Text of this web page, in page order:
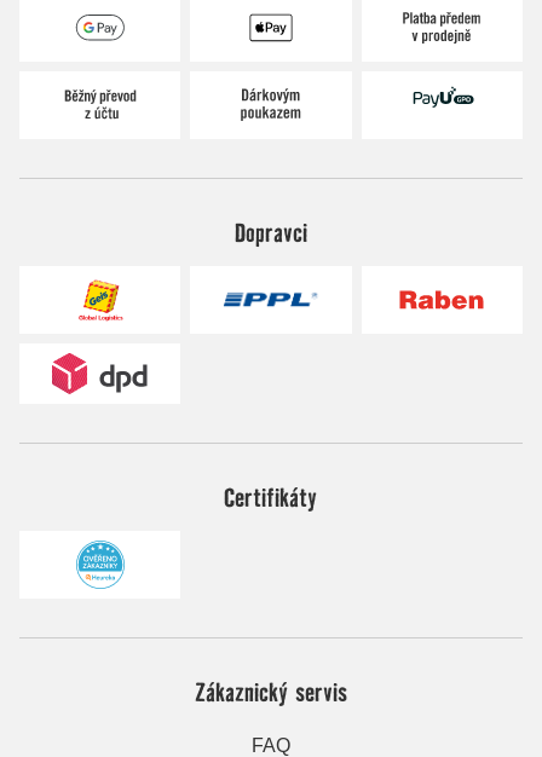
Dopravci
Certifikáty
Zákaznický servis
FAQ